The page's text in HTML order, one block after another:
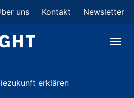
uns Kontakt Newsletter
erklären